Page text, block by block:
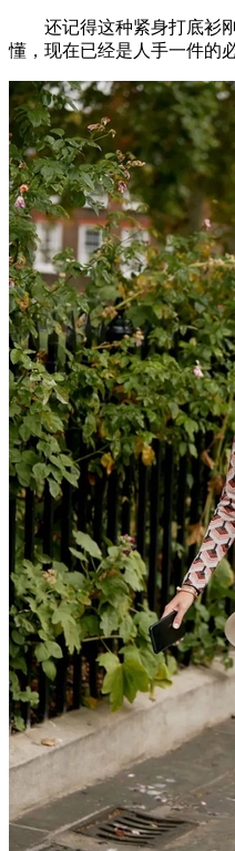
还记得这种紧身打底衫刚
懂，现在已经是人手一件的